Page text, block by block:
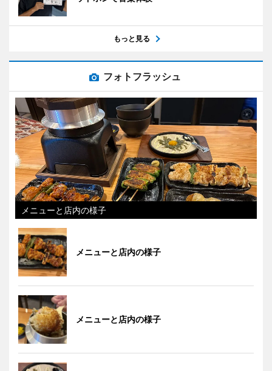
もっと見る
フォトフラッシュ
メニューと店内の様子
メニューと店内の様子
メニューと店内の様子